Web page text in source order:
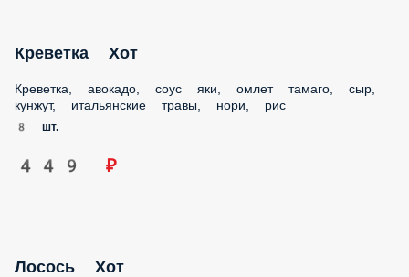
Креветка Хот
Креветка, авокадо, соус яки, омлет тамаго, сыр, кунжут,
итальянские травы, нори, рис
8 шт.
449 ₽
Лосось Хот